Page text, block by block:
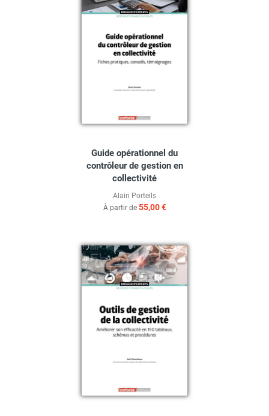
Guide opérationnel du
contrôleur de gestion en
collectivité
Alain Porteils
À partir de 55,00 €